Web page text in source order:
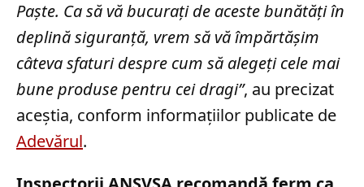
Paște. Ca să vă bucurați de aceste bunătăți în
deplină siguranță, vrem să vă împărtășim
câteva sfaturi despre cum să alegeți cele mai
bune produse pentru cei dragi”, au precizat
aceștia, conform informațiilor publicate de
Adevărul.